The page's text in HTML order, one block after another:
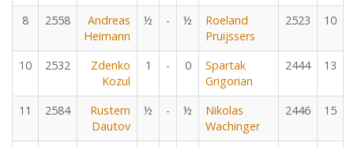
8 2558
Andreas
Heimann
½ - ½
Roeland
Pruijssers
2523 10
10 2532
Zdenko
Kozul
1 - 0
Spartak
Grigorian
2444 13
11 2584
Rustem
Dautov
½ - ½
Nikolas
Wachinger
2446 15